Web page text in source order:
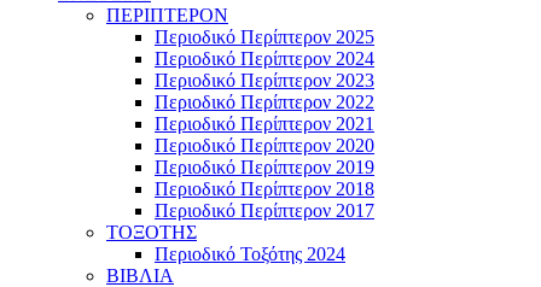
ΠΕΡΙΠΤΕΡΟΝ
Περιοδικό Περίπτερον 2025
Περιοδικό Περίπτερον 2024
Περιοδικό Περίπτερον 2023
Περιοδικό Περίπτερον 2022
Περιοδικό Περίπτερον 2021
Περιοδικό Περίπτερον 2020
Περιοδικό Περίπτερον 2019
Περιοδικό Περίπτερον 2018
Περιοδικό Περίπτερον 2017
ΤΟΞΟΤΗΣ
Περιοδικό Τοξότης 2024
ΒΙΒΛΙΑ